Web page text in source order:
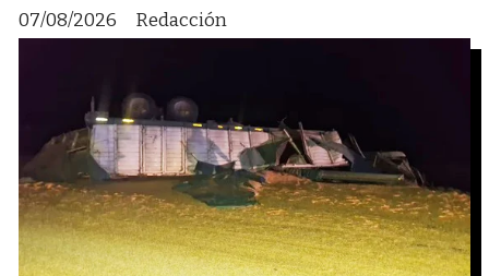
Redacción
07/08/2026